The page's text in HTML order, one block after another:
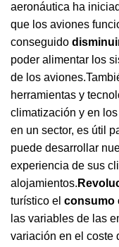
aeronáutica ha
que los aviones
conseguido
poder alimentar los
de los
herramientas y
climatización y en los
en un sector, es útil
puede desarrollar
experiencia de sus
alojamientos.
turístico el consumo
las variables de las
variación en el coste